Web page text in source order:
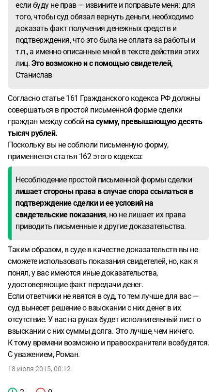
если буду не прав — извините и поправьте меня: для
того, чтобы суд обязал вернуть деньги, необходимо
доказать факт получения денежных средств и
подтверждения, что это была не оплата за работы и
т.п., а именно описанные мной в тексте действия этих
лиц. Это возможно и с помощью свидетелей,
Станислав
Согласно статье 161 Гражданского кодекса РФ должны
совершаться в простой письменной форме сделки
граждан между собой на сумму, превышающую десять
тысяч рублей.
Поскольку вы не соблюли письменную форму,
применяется статья 162 этого кодекса:
Несоблюдение простой письменной формы сделки
лишает стороны права в случае спора ссылаться в
подтверждение сделки и ее условий на
свидетельские показания, но не лишает их права
приводить письменные и другие доказательства.
Таким образом, в суде в качестве доказательств вы не
сможете использовать показания свидетелей, но, как я
понял, у вас имеются иные доказательства,
удостоверяющие факт передачи денег.
Если ответчики не явятся в суд, то тем лучше для вас —
суд вынесет решение о взыскании с них денег в их
отсутствие. У вас на руках будет исполнительный лист о
взыскании с них суммы долга. Это лучше, чем ничего.
К тому времени возможно и правоохранители возбудятся.
С уважением, Роман.
18 июля 2015, 00:12